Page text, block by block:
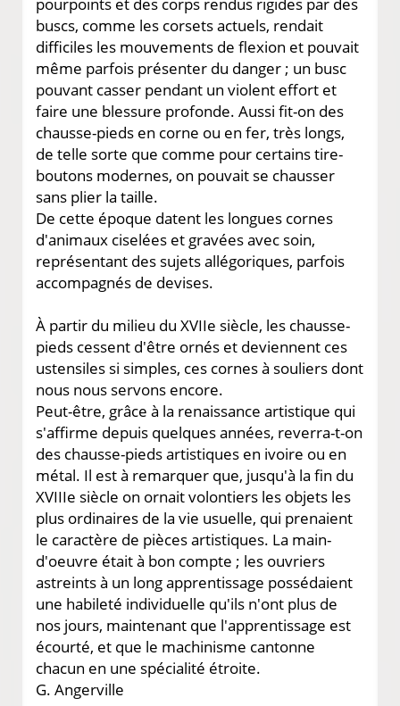
buscs, comme les corsets actuels, rendait
difficiles les mouvements de flexion et pouvait
même parfois présenter du danger ; un busc
pouvant casser pendant un violent effort et
faire une blessure profonde. Aussi fit-on des
chausse-pieds en corne ou en fer, très longs,
de telle sorte que comme pour certains tire-
boutons modernes, on pouvait se chausser
sans plier la taille.
De cette époque datent les longues cornes
d'animaux ciselées et gravées avec soin,
représentant des sujets allégoriques, parfois
accompagnés de devises.
À partir du milieu du XVIIe siècle, les chausse-
pieds cessent d'être ornés et deviennent ces
ustensiles si simples, ces cornes à souliers dont
nous nous servons encore.
Peut-être, grâce à la renaissance artistique qui
s'affirme depuis quelques années, reverra-t-on
des chausse-pieds artistiques en ivoire ou en
métal. Il est à remarquer que, jusqu'à la fin du
XVIIIe siècle on ornait volontiers les objets les
plus ordinaires de la vie usuelle, qui prenaient
le caractère de pièces artistiques. La main-
d'oeuvre était à bon compte ; les ouvriers
astreints à un long apprentissage possédaient
une habileté individuelle qu'ils n'ont plus de
nos jours, maintenant que l'apprentissage est
écourté, et que le machinisme cantonne
chacun en une spécialité étroite.
G. Angerville